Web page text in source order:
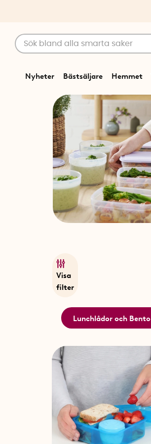
Nyheter Bästsäljare Hemmet
Visa
filter
Lunchlådor och Bento